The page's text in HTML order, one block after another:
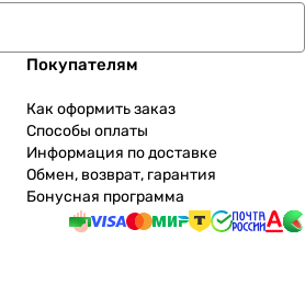
Покупателям
Как оформить заказ
Способы оплаты
Информация по доставке
Обмен, возврат, гарантия
Бонусная программа